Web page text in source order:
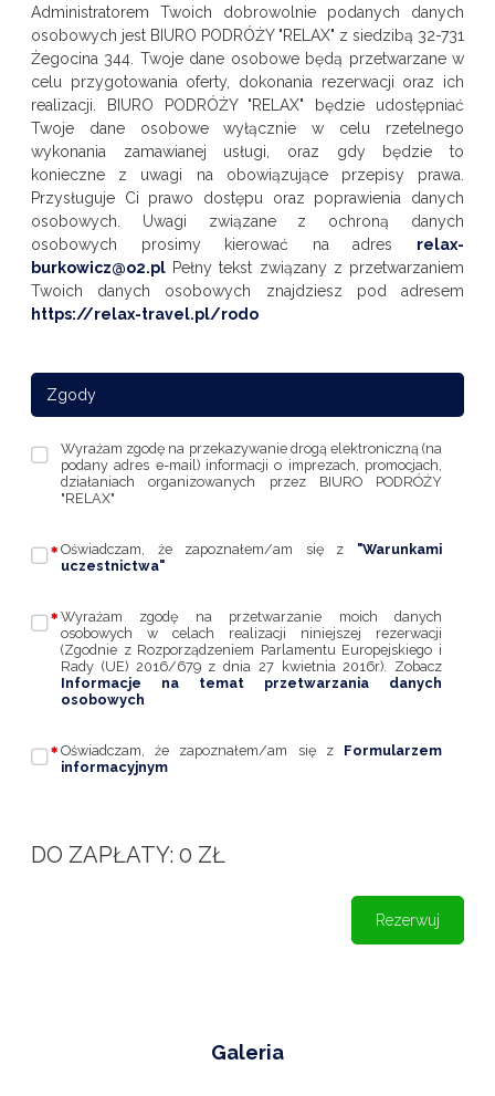
Administratorem Twoich dobrowolnie podanych danych
osobowych jest BIURO PODRÓŻY "RELAX" z siedzibą 32-731
Żegocina 344. Twoje dane osobowe będą przetwarzane w
celu przygotowania oferty, dokonania rezerwacji oraz ich
realizacji. BIURO PODRÓŻY "RELAX" będzie udostępniać
Twoje dane osobowe wyłącznie w celu rzetelnego
wykonania zamawianej usługi, oraz gdy będzie to
konieczne z uwagi na obowiązujące przepisy prawa.
Przysługuje Ci prawo dostępu oraz poprawienia danych
osobowych. Uwagi związane z ochroną danych
osobowych prosimy kierować na adres relax-
burkowicz@o2.pl Pełny tekst związany z przetwarzaniem
Twoich danych osobowych znajdziesz pod adresem
https://relax-travel.pl/rodo
Zgody
Wyrażam zgodę na przekazywanie drogą elektroniczną (na
podany adres e-mail) informacji o imprezach, promocjach,
działaniach organizowanych przez BIURO PODRÓŻY
"RELAX"
Oświadczam, że zapoznałem/am się z "Warunkami
uczestnictwa"
Wyrażam zgodę na przetwarzanie moich danych
osobowych w celach realizacji niniejszej rezerwacji
(Zgodnie z Rozporządzeniem Parlamentu Europejskiego i
Rady (UE) 2016/679 z dnia 27 kwietnia 2016r). Zobacz
Informacje na temat przetwarzania danych
osobowych
Oświadczam, że zapoznałem/am się z Formularzem
informacyjnym
DO ZAPŁATY: 0 ZŁ
Rezerwuj
Galeria